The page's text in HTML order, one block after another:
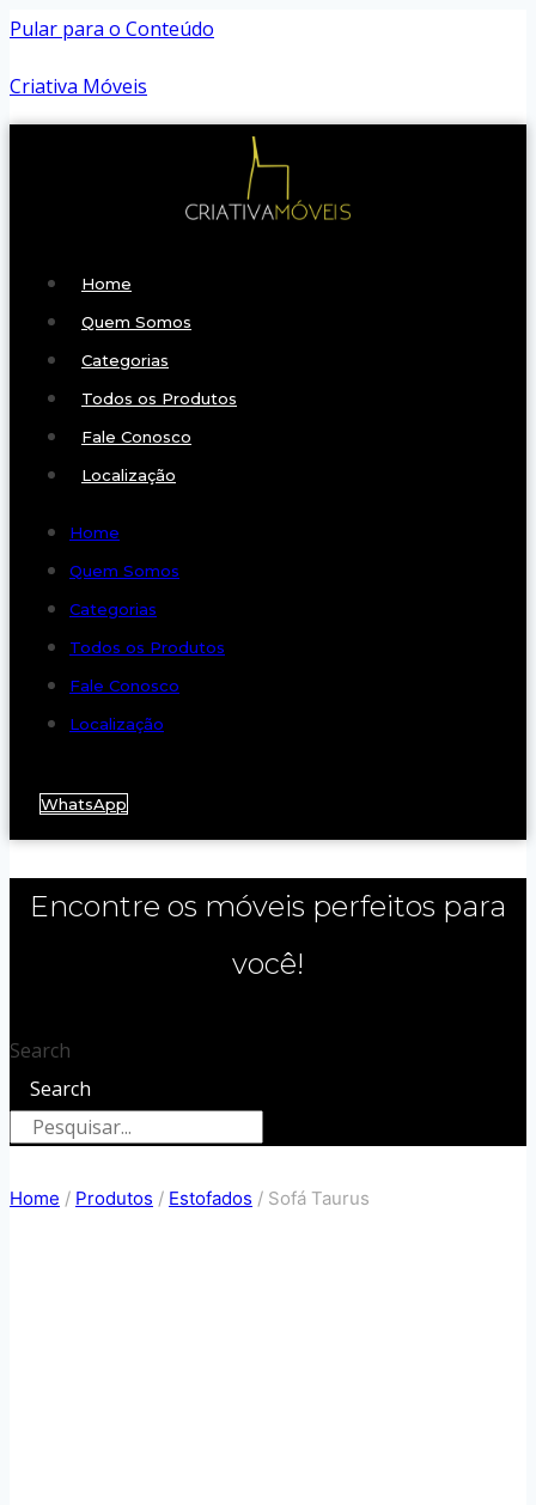
Pular para o Conteúdo
Criativa Móveis
Home
Quem Somos
Categorias
Todos os Produtos
Fale Conosco
Localização
Home
Quem Somos
Categorias
Todos os Produtos
Fale Conosco
Localização
WhatsApp
Encontre os móveis perfeitos para
você!
Search
Search
Home / Produtos / Estofados / Sofá Taurus